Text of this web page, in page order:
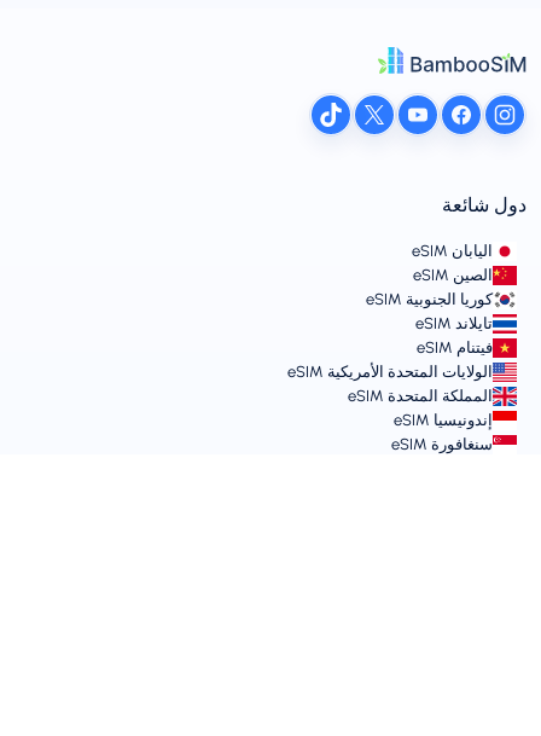
دول شائعة
اليابان eSIM
الصين eSIM
كوريا الجنوبية eSIM
تايلاند eSIM
فيتنام eSIM
الولايات المتحدة الأمريكية eSIM
المملكة المتحدة eSIM
إندونيسيا eSIM
سنغافورة eSIM